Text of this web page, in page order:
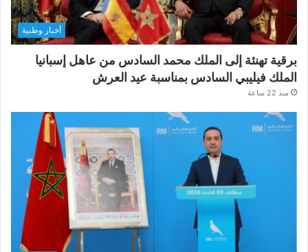
أخبار وطنية
برقية تهنئة إلى الملك محمد السادس من عاهل إسبانيا
الملك فيليبي السادس بمناسبة عيد العرش
منذ 22 ساعة